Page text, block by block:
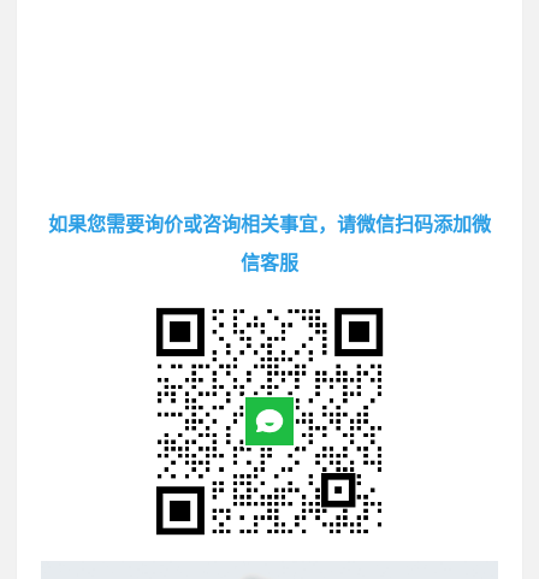
如果您需要询价或咨询相关事宜，请微信扫码添加微
信客服